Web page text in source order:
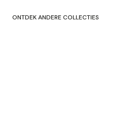
ONTDEK ANDERE COLLECTIES
SHOP HERFST/WINTER'24